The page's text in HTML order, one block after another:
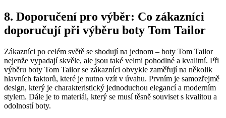
8. Doporučení pro ‍výběr: ⁣Co zákazníci
doporučují při výběru boty Tom Tailor
Zákazníci po⁢ celém světě se shodují na jednom – boty⁢ Tom Tailor
nejenže vypadají skvěle, ale ‍jsou také velmi pohodlné a kvalitní. ⁣Při
výběru boty Tom Tailor ⁣se zákazníci obvykle zaměřují‍ na⁣ několik
hlavních faktorů, ⁣které ⁤je nutno ‍vzít v úvahu. ⁤Prvním je samozřejmě
design, který ‍je charakteristický jednoduchou elegancí‌ a moderním
stylem. Dále⁢ je to⁤ materiál,‍ který ⁢se ‌musí těsně souviset s kvalitou ⁢a
odolností boty.‍